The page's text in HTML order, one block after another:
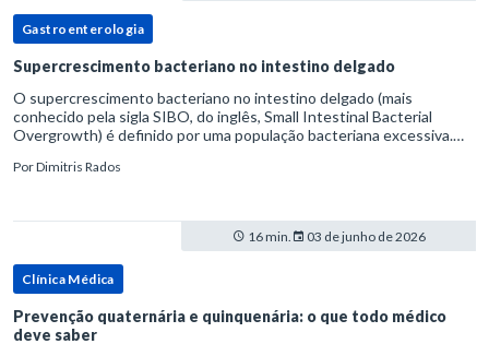
Gastroenterologia
Supercrescimento bacteriano no intestino delgado
O supercrescimento bacteriano no intestino delgado (mais
conhecido pela sigla SIBO, do inglês, Small Intestinal Bacterial
Overgrowth) é definido por uma população bacteriana excessiva.
PorDimitris Rados
16 min. 03 de junho de 2026
Clínica Médica
Prevenção quaternária e quinquenária: o que todo médico
deve saber